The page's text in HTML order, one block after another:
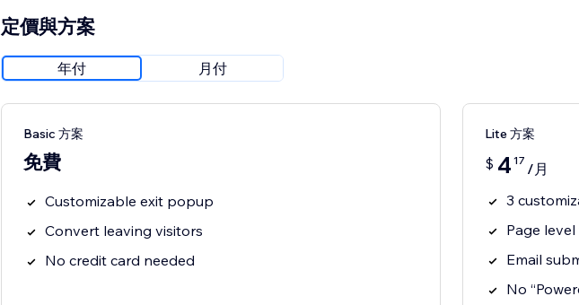
定價與方案
年付 月付
Basic 方案
免費
Customizable exit popup
Convert leaving visitors
No credit card needed
Lite 方案
$ 4 17 /月
3
Page
Email
No